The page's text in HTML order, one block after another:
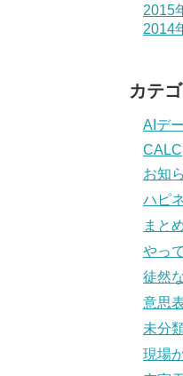
2015
2014
カテ
AIデ
CALC
お知
ハピ
まと
やっ
徒然
意思
未分
現場